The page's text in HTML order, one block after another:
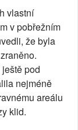
vlastní
v pobřežním
že byla
pod
nejméně
areálu
klid.